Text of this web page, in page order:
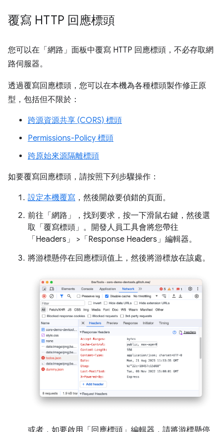
覆寫 HTTP 回應標頭
您可以在「網路」 面板中覆寫 HTTP 回應標頭，不必存取網
路伺服器。
透過覆寫回應標頭，您可以在本機為各種標頭製作修正原
型，包括但不限於：
跨源資源共享 (CORS) 標頭
Permissions-Policy 標頭
跨原始來源隔離標頭
如要覆寫回應標頭，請按照下列步驟操作：
設定本機覆寫 ，然後開啟要偵錯的頁面。
前往「網路」
，找到要求，按一下滑鼠右鍵，然後選
取「覆寫標頭」 。開發人員工具會將您帶往
「Headers」
>「Response Headers」 編輯器。
將游標懸停在回應標頭值上，然後將游標放在該處。
或者，如要啟用「回應標頭」 編輯器，請將游標懸停